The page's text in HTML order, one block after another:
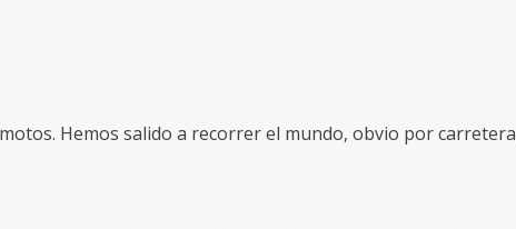
Hemos salido a recorrer el mundo, obvio por